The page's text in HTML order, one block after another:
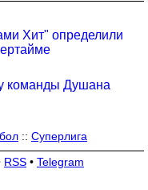
Хит" определили
команды Душана
:: Суперлига
RSS • Telegram